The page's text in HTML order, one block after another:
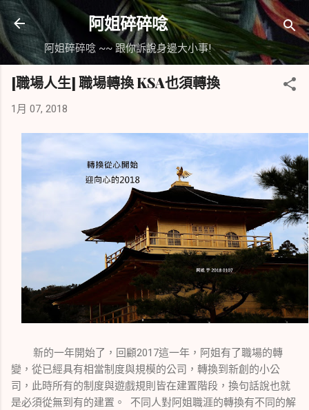
跳到主要內容
阿姐碎碎唸
阿姐碎碎唸 ~~ 跟你訴說身邊大小事!
[職場人生] 職場轉換 KSA也須轉換
1月 07, 2018
新的一年開始了，回顧2017這一年，阿姐有了職場的轉
變，從已經具有相當制度與規模的公司，轉換到新創的小公
司，此時所有的制度與遊戲規則皆在建置階段，換句話說也就
是必須從無到有的建置。 不同人對阿姐職涯的轉換有不同的解